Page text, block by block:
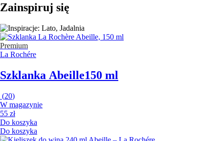
Zainspiruj się
Premium
La Rochére
Szklanka Abeille150 ml
(20)
W magazynie
55 zł
Do koszyka
Do koszyka